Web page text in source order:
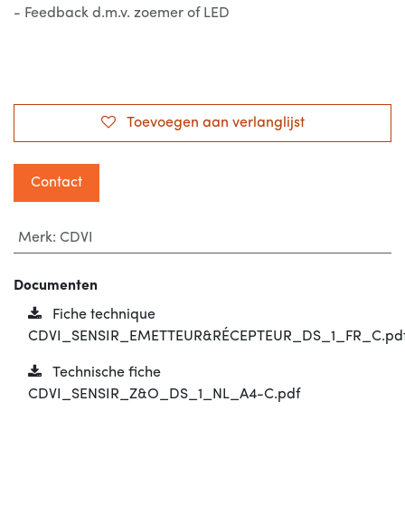
- Feedback d.m.v. zoemer of LED
Toevoegen aan verlanglijst
Contact
Merk: CDVI
Documenten
Fiche technique
Technische fiche
CDVI_SENSIR_Z&O_DS_1_NL_A4-C.pdf